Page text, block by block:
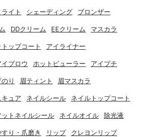
イト シェーディング ブロンザー
DDクリーム EEクリーム マスカラ
ップコート アイライナー
イブロウ ホットビューラー アイプチ
り 眉ティント 眉マスカラ
キュア ネイルシール ネイルトップコート
ットネイルシール ネイルオイル 除光液
すり・爪磨き リップ クレヨンリップ